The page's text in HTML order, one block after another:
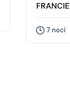
FRANCIE
7 nocí